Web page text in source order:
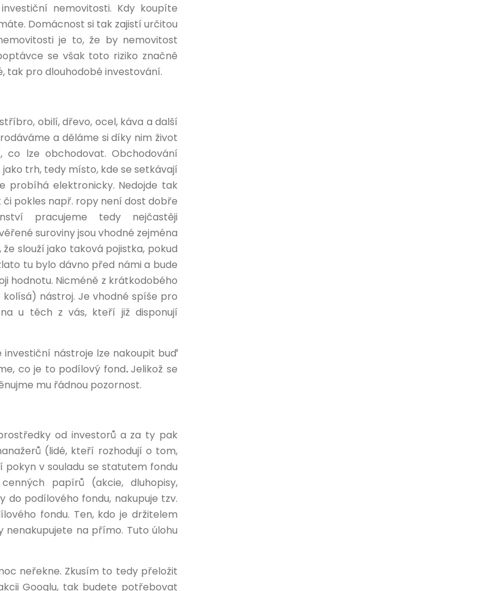
nemovitosti. Kdy koupíte
Domácnost si tak zajistí určitou
je to, že by nemovitost
se však toto riziko značně
tak pro dlouhodobé investování.
obilí, dřevo, ocel, káva a další
a děláme si díky nim život
co lze obchodovat. Obchodování
trh, tedy místo, kde se setkávají
probíhá elektronicky. Nedojde tak
pokles např. ropy není dost dobře
pracujeme tedy nejčastěji
suroviny jsou vhodné zejména
slouží jako taková pojistka, pokud
tu bylo dávno před námi a bude
hodnotu. Nicméně z krátkodobého
nástroj. Je vhodné spíše pro
u těch z vás, kteří již disponují
nástroje lze nakoupit buď
co je to podílový fond.Jelikož se
mu řádnou pozornost.
od investorů a za ty pak
(lidé, kteří rozhodují o tom,
v souladu se statutem fondu
papírů (akcie, dluhopisy,
podílového fondu, nakupuje tzv.
fondu. Ten, kdo je držitelem
nenakupujete na přímo. Tuto úlohu
neřekne. Zkusím to tedy přeložit
Googlu, tak budete potřebovat